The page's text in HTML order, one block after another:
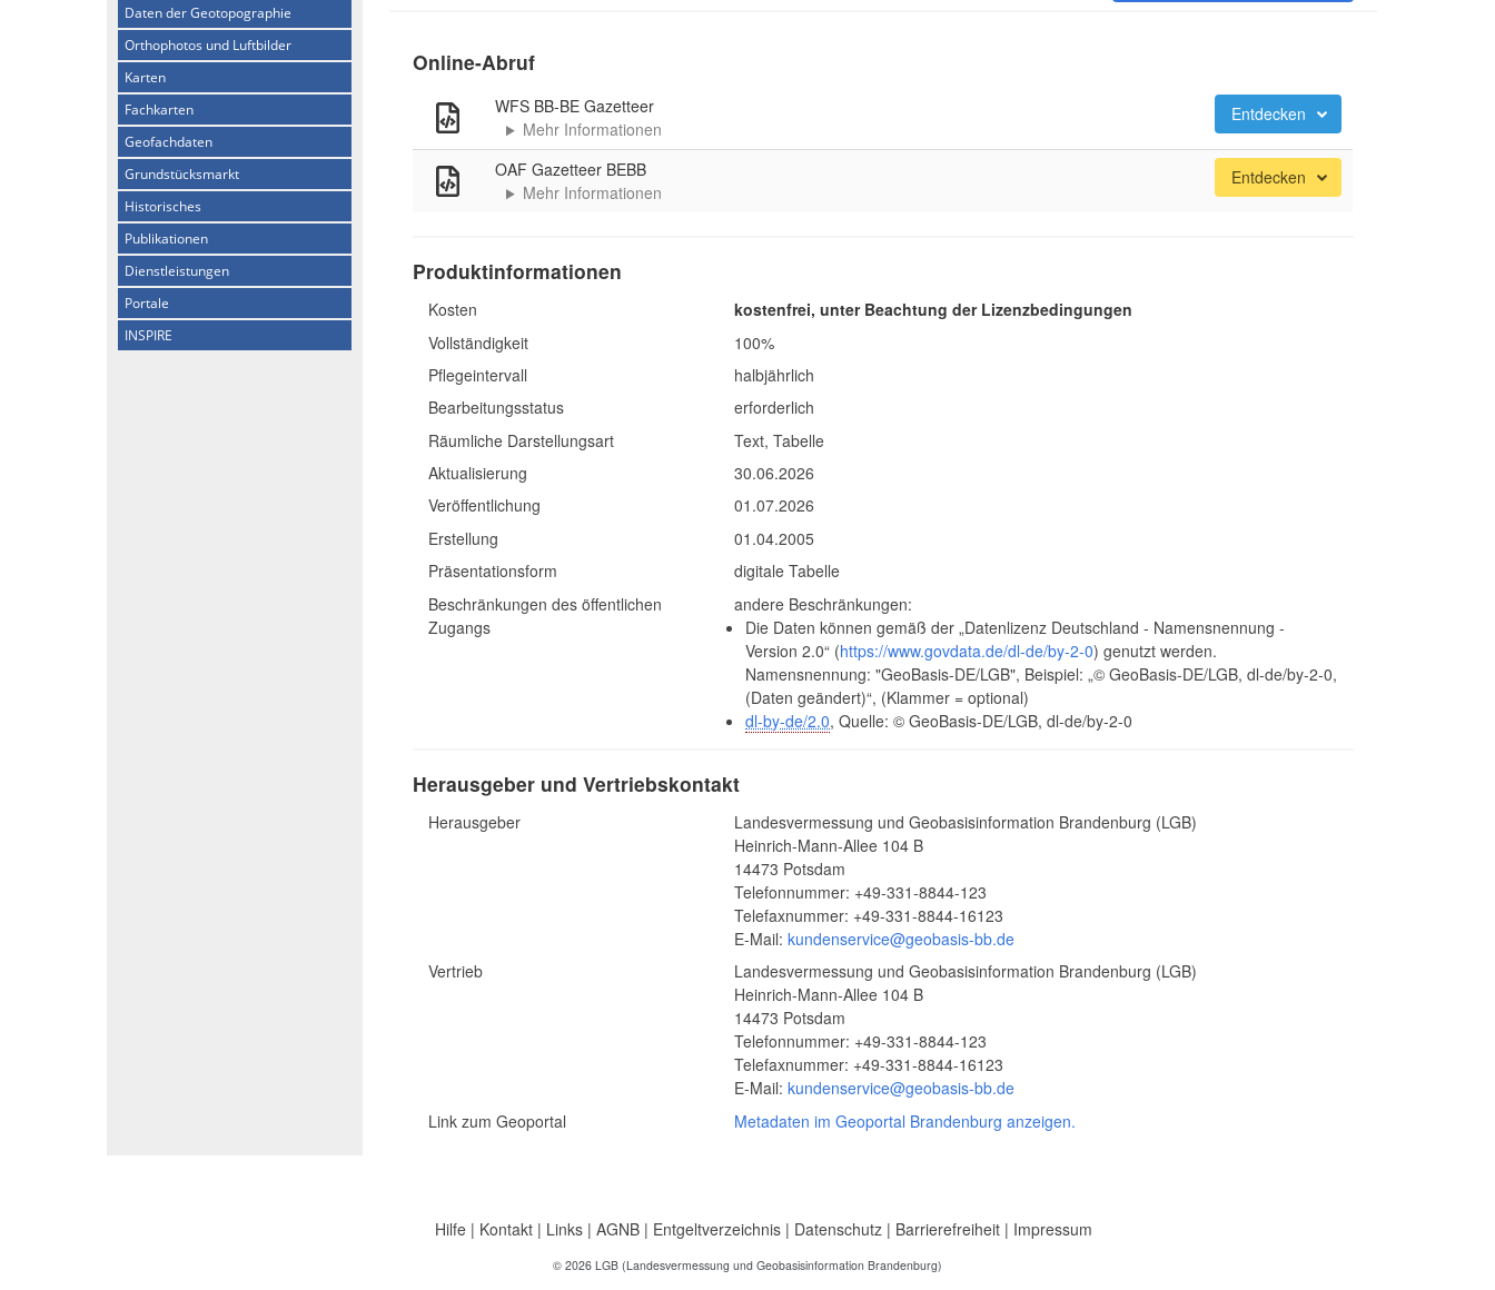
Daten der Geotopographie
Orthophotos und Luftbilder
Karten
Fachkarten
Geofachdaten
Grundstücksmarkt
Historisches
Publikationen
Dienstleistungen
Portale
INSPIRE
Online-Abruf
WFS BB-BE Gazetteer
Mehr Informationen
Entdecken
OAF Gazetteer BEBB
Mehr Informationen
Entdecken
Produktinformationen
Kosten
kostenfrei, unter Beachtung der Lizenzbedingungen
Vollständigkeit
100%
Pflegeintervall
halbjährlich
Bearbeitungsstatus
erforderlich
Räumliche Darstellungsart
Text, Tabelle
Aktualisierung
30.06.2026
Veröffentlichung
01.07.2026
Erstellung
01.04.2005
Präsentationsform
digitale Tabelle
Beschränkungen des öffentlichen
Zugangs
andere Beschränkungen:
Die Daten können gemäß der „Datenlizenz Deutschland - Namensnennung -
Version 2.0“ (https://www.govdata.de/dl-de/by-2-0) genutzt werden.
Namensnennung: "GeoBasis-DE/LGB", Beispiel: „© GeoBasis-DE/LGB, dl-de/by-2-0,
(Daten geändert)“, (Klammer = optional)
dl-by-de/2.0, Quelle: © GeoBasis-DE/LGB, dl-de/by-2-0
Herausgeber und Vertriebskontakt
Herausgeber
Landesvermessung und Geobasisinformation Brandenburg (LGB)
Heinrich-Mann-Allee 104 B
14473 Potsdam
Telefonnummer: +49-331-8844-123
Telefaxnummer: +49-331-8844-16123
E-Mail:kundenservice@geobasis-bb.de
Vertrieb
Landesvermessung und Geobasisinformation Brandenburg (LGB)
Heinrich-Mann-Allee 104 B
14473 Potsdam
Telefonnummer: +49-331-8844-123
Telefaxnummer: +49-331-8844-16123
E-Mail:kundenservice@geobasis-bb.de
Link zum Geoportal
Metadaten im Geoportal Brandenburg anzeigen.
Hilfe| Kontakt| Links| AGNB| Entgeltverzeichnis| Datenschutz| Barrierefreiheit| Impressum
© 2026 LGB (Landesvermessung und Geobasisinformation Brandenburg)